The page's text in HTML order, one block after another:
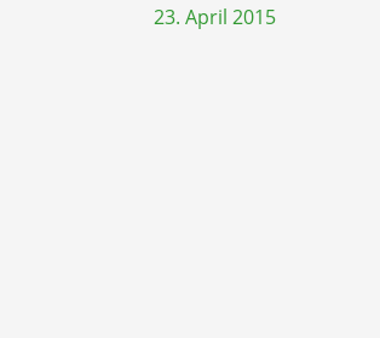
23. April 2015